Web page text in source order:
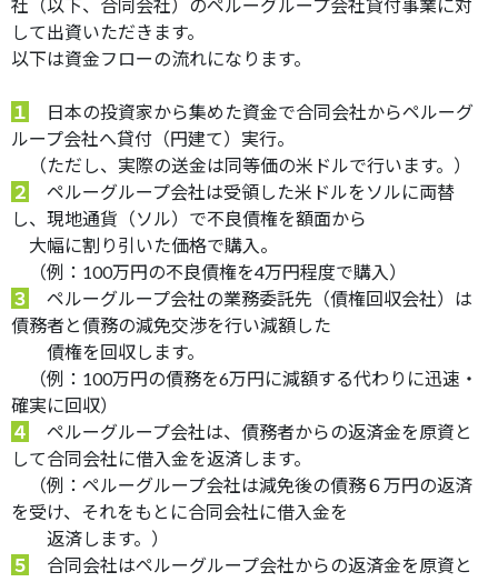
社（以下、合同会社）のペルーグループ会社貸付事業に対
して出資いただきます。
以下は資金フローの流れになります。
１
日本の投資家から集めた資金で合同会社からペルーグ
ループ会社へ貸付（円建て）実行。
（ただし、実際の送金は同等価の米ドルで行います。）
２
ペルーグループ会社は受領した米ドルをソルに両替
し、現地通貨（ソル）で不良債権を額面から
大幅に割り引いた価格で購入。
（例：100万円の不良債権を4万円程度で購入）
３
ペルーグループ会社の業務委託先（債権回収会社）は
債務者と債務の減免交渉を行い減額した
債権を回収します。
（例：100万円の債務を6万円に減額する代わりに迅速・
確実に回収）
４
ペルーグループ会社は、債務者からの返済金を原資と
して合同会社に借入金を返済します。
（例：ペルーグループ会社は減免後の債務６万円の返済
を受け、それをもとに合同会社に借入金を
返済します。）
５
合同会社はペルーグループ会社からの返済金を原資と